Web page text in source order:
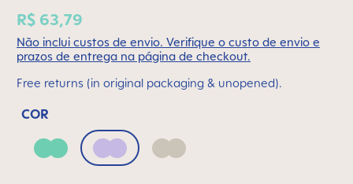
R$ 63,79
Não inclui custos de envio. Verifique o custo de envio e
prazos de entrega na página de checkout.
Free returns (in original packaging & unopened).
COR
Green Lilac Neutral